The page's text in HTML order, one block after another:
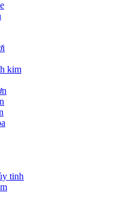
kim
tinh